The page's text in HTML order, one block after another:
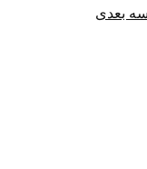
سه بعدی